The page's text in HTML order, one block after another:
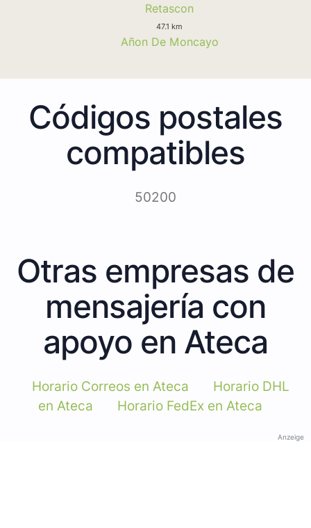
Retascon
47.1 km
Añon De Moncayo
Códigos postales
compatibles
50200
Otras empresas de
mensajería con
apoyo en Ateca
Horario Correos en Ateca
Horario DHL
en Ateca
Horario FedEx en Ateca
Anzeige